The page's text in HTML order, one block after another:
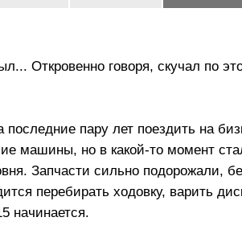
Откровенно говоря, скучал по
последние пару лет поездить на
машины, но в какой-то момент
Запчасти сильно подорожали,
перебирать ходовку, варить
начинается.